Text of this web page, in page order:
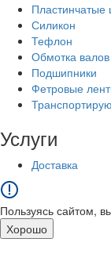
Пластинчатые
Силикон
Тефлон
Обмотка
Подшипники
Фетровые
Услуги
Доставка
Пользуясь сайтом,
Хорошо